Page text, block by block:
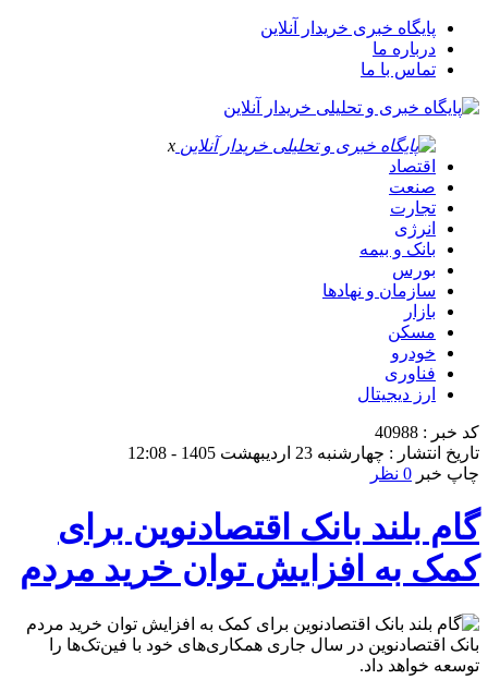
پایگاه خبری خریدار آنلاین
درباره ما
تماس با ما
x
اقتصاد
صنعت
تجارت
انرژی
بانک و بیمه
بورس
سازمان و نهادها
بازار
مسکن
خودرو
فناوری
ارز دیجیتال
کد خبر : 40988
تاریخ انتشار : چهارشنبه 23 اردیبهشت 1405 - 12:08
چاپ خبر 0 نظر
گام بلند بانک اقتصادنوین برای
کمک به افزایش توان خرید مردم
بانک اقتصادنوین در سال جاری همکاری‌های خود با فین‌تک‌ها را
توسعه خواهد داد.